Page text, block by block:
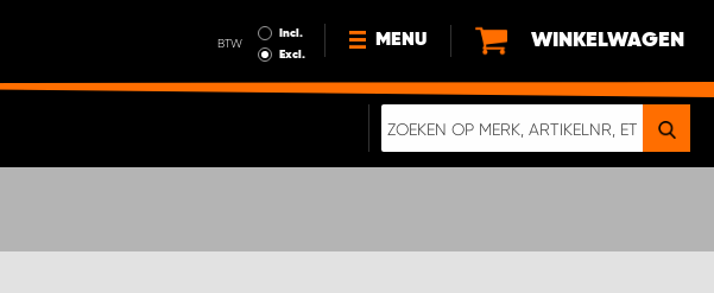
BTW
Incl.
Excl.
MENU
NIEUWS
WINKELWAGEN